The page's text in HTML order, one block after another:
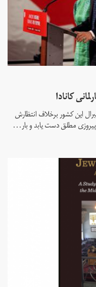
کانادا
این کشور برخلاف انتظارش
پیروزی مطلق دست یابد و بار...